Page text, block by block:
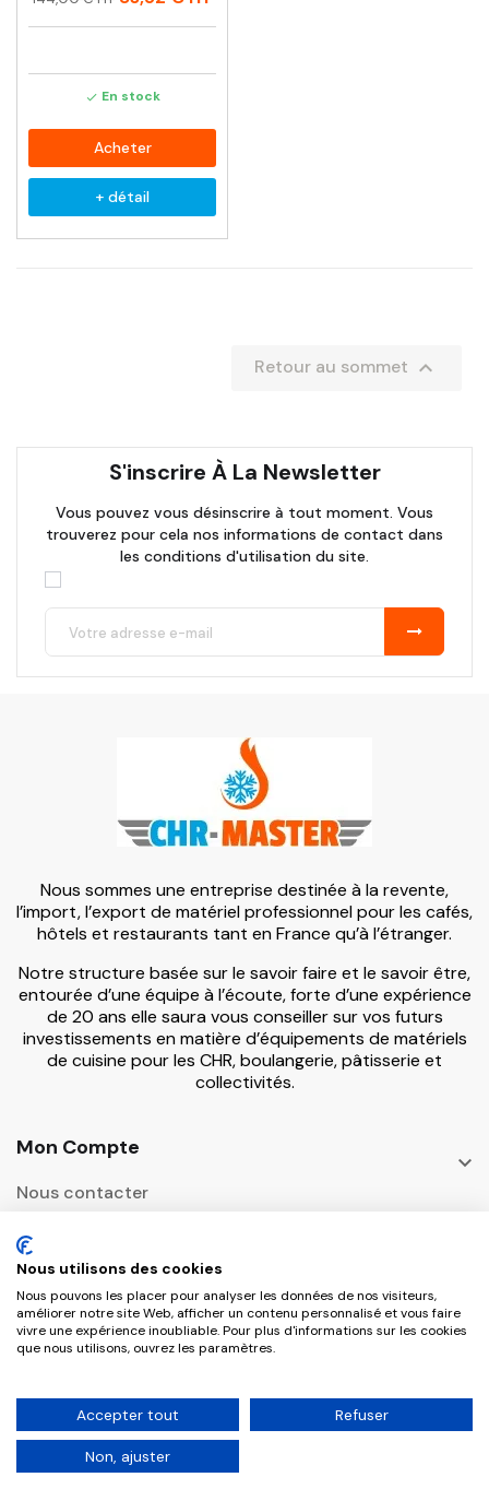
 En stock
Acheter
+ détail
Retour au sommet 
S'inscrire À La Newsletter
Vous pouvez vous désinscrire à tout moment. Vous
trouverez pour cela nos informations de contact dans
les conditions d'utilisation du site.
Nous sommes une entreprise destinée à la revente,
l’import, l’export de matériel professionnel pour les cafés,
hôtels et restaurants tant en France qu’à l’étranger.
Notre structure basée sur le savoir faire et le savoir être,
entourée d’une équipe à l’écoute, forte d’une expérience
de 20 ans elle saura vous conseiller sur vos futurs
investissements en matière d’équipements de matériels
de cuisine pour les CHR, boulangerie, pâtisserie et
collectivités.
Mon Compte

Nous contacter
Informations
Adresse Postale
Copyright © 2026 CHR Master Tous droits
Nous utilisons des cookies
Nous pouvons les placer pour analyser les données de nos visiteurs,
améliorer notre site Web, afficher un contenu personnalisé et vous faire
vivre une expérience inoubliable. Pour plus d'informations sur les cookies
que nous utilisons, ouvrez les paramètres.
Accepter tout Refuser
Non, ajuster